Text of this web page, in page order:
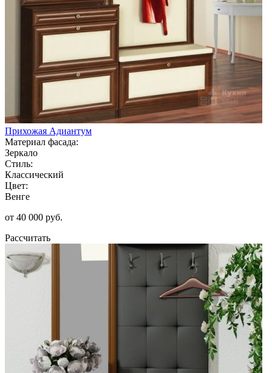
Прихожая Адиантум
Материал фасада:
Зеркало
Стиль:
Классический
Цвет:
Венге
от 40 000 руб.
Рассчитать